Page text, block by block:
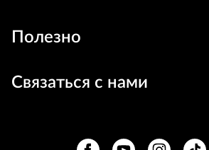
Полезно
Связаться с нами